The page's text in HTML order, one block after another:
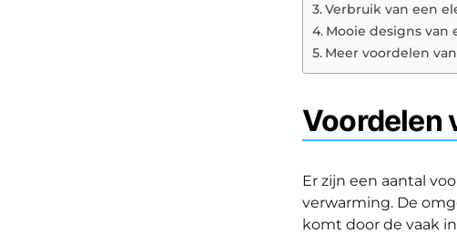
Verbruik van een
Mooie designs van
Meer voordelen
Voordelen
Er zijn een aantal
verwarming. De
komt door de vaak